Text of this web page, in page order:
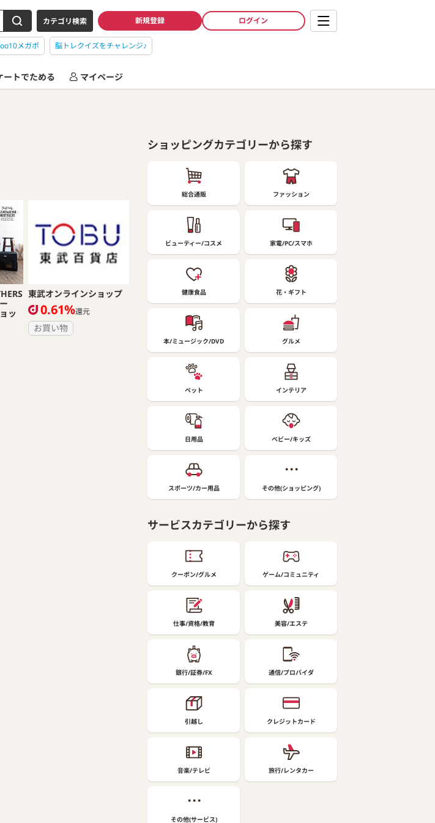
カテゴリ検索 新規登録 ログイン
メガポ 脳トレクイズをチャレンジ♪
ートでためる マイページ
ッ
東武オンラインショップ
0.61%還元
お買い物
ショッピングカテゴリーから探す
総合通販 ファッション
ビューティー/コスメ 家電/PC/スマホ
健康食品 花・ギフト
本/ミュージック/DVD グルメ
ペット インテリア
日用品 ベビー/キッズ
スポーツ/カー用品 その他(ショッピング)
サービスカテゴリーから探す
クーポン/グルメ ゲーム/コミュニティ
仕事/資格/教育 美容/エステ
銀行/証券/FX 通信/プロバイダ
引越し クレジットカード
音楽/テレビ 旅行/レンタカー
その他(サービス)